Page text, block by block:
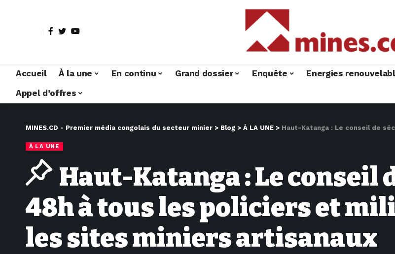
Accueil À la une En continu Grand dossier Enquête Energies
Appel d’offres
MINES.CD - Premier média congolais du secteur minier > Blog > À LA UNE > Haut-Katanga : Le conseil de
À LA UNE
Haut-Katanga : Le conseil
48h à tous les policiers et
les sites miniers artisanaux